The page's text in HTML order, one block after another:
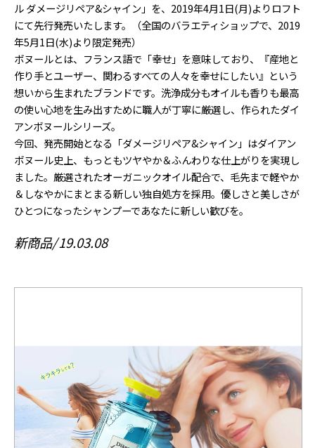
ル ダメージリペア&シャイン」を、2019年4月1日(月)よりロフト
にて先行発売いたします。（全国のバラエティショップで、2019
年5月1日(水)より限定発売）
ボヌールとは、フランス語で「幸せ」を意味しており、『産地と
作り手とユーザー、関わるすべての人々を幸せにしたい』という
想いから生まれたブランドです。洗浄成分もオイルも香りも最高
の使い心地を生み出すために職人が丁寧に厳選し、作られたダイ
アンボヌールシリーズ。
今回、発売開始となる「ダメージリペア&シャイン」はダイアン
ボヌール史上、もっともツヤやか＆ふんわりな仕上がりを実現し
ました。厳選されたオーガニックオイル配合で、毛先まで軽やか
＆しなやかにまとまる新しい独自処方を採用。優しさと美しさが
ひとつになったシャンプーであなたに新しい歓びを。
新商品 19.03.08